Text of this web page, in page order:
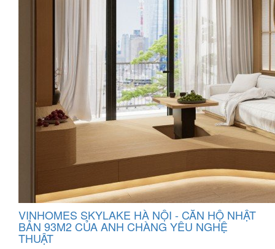
VINHOMES SKYLAKE HÀ NỘI - CĂN HỘ NHẬT
BẢN 93M2 CỦA ANH CHÀNG YÊU NGHỆ
THUẬT